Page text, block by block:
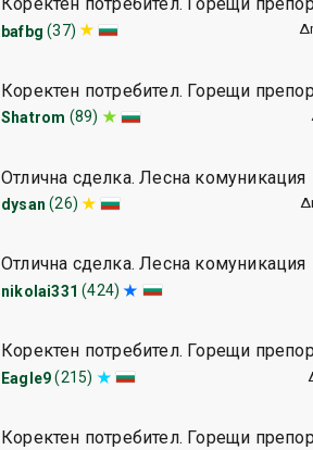
bafbg (37)
Коректен потребител. Горещи
Shatrom (89)
Отлична сделка. Лесна комуникация
dysan (26)
Отлична сделка. Лесна комуникация
nikolai331 (424)
Коректен потребител. Горещи
Eagle9 (215)
Коректен потребител. Горещи